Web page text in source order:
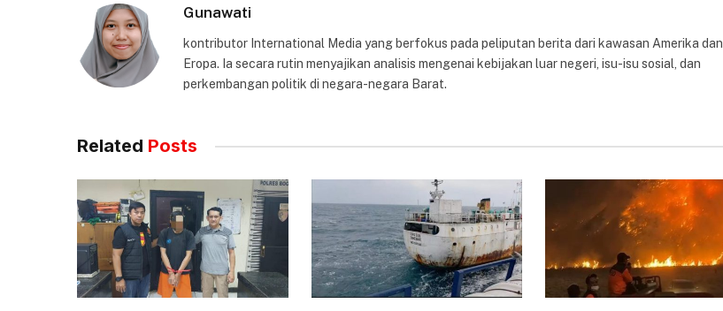
Gunawati
kontributor International Media yang berfokus pada peliputan berita dari kawasan Amerika dan
Eropa. Ia secara rutin menyajikan analisis mengenai kebijakan luar negeri, isu-isu sosial, dan
perkembangan politik di negara-negara Barat.
Related Posts